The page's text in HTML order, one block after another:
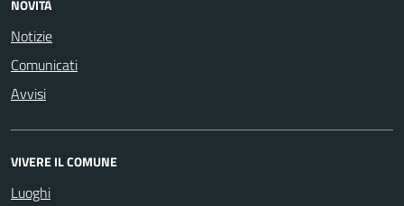
NOVITÀ
Notizie
Comunicati
Avvisi
VIVERE IL COMUNE
Luoghi